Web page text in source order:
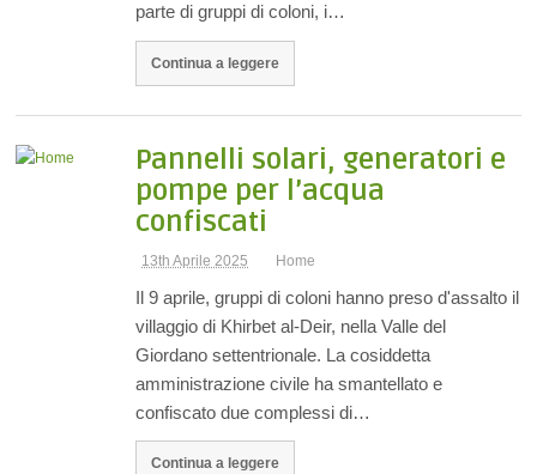
parte di gruppi di coloni, i…
Continua a leggere
Pannelli solari, generatori e
pompe per l’acqua
confiscati
13th Aprile 2025 Home
Il 9 aprile, gruppi di coloni hanno preso d'assalto il
villaggio di Khirbet al-Deir, nella Valle del
Giordano settentrionale. La cosiddetta
amministrazione civile ha smantellato e
confiscato due complessi di…
Continua a leggere